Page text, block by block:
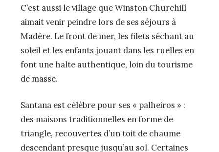
C’est aussi le village que Winston Churchill
aimait venir peindre lors de ses séjours à
Madère. Le front de mer, les filets séchant au
soleil et les enfants jouant dans les ruelles en
font une halte authentique, loin du tourisme
de masse.
Santana est célèbre pour ses « palheiros » :
des maisons traditionnelles en forme de
triangle, recouvertes d’un toit de chaume
descendant presque jusqu’au sol. Certaines